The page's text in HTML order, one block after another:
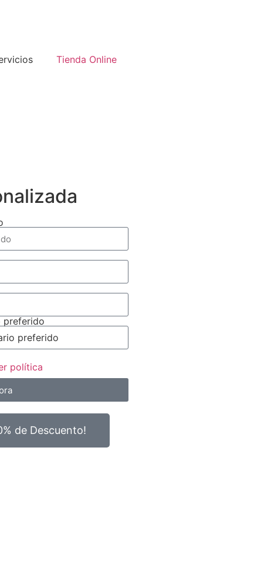
Tienda Online
preferido
política
de Descuento!